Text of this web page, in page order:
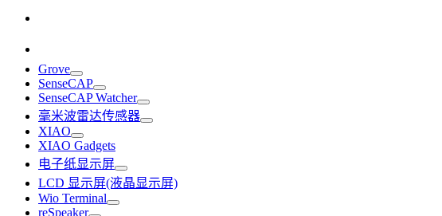
Grove
SenseCAP
SenseCAP Watcher
毫米波雷达传感器
XIAO
XIAO Gadgets
电子纸显示屏
LCD 显示屏(液晶显示屏)
Wio Terminal
reSpeaker